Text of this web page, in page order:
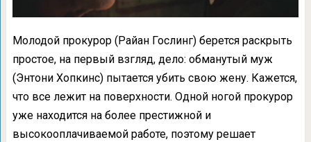
Молодой прокурор (Райан Гослинг) берется раскрыть
простое, на первый взгляд, дело: обманутый муж
(Энтони Хопкинс) пытается убить свою жену. Кажется,
что все лежит на поверхности. Одной ногой прокурор
уже находится на более престижной и
высокооплачиваемой работе, поэтому решает